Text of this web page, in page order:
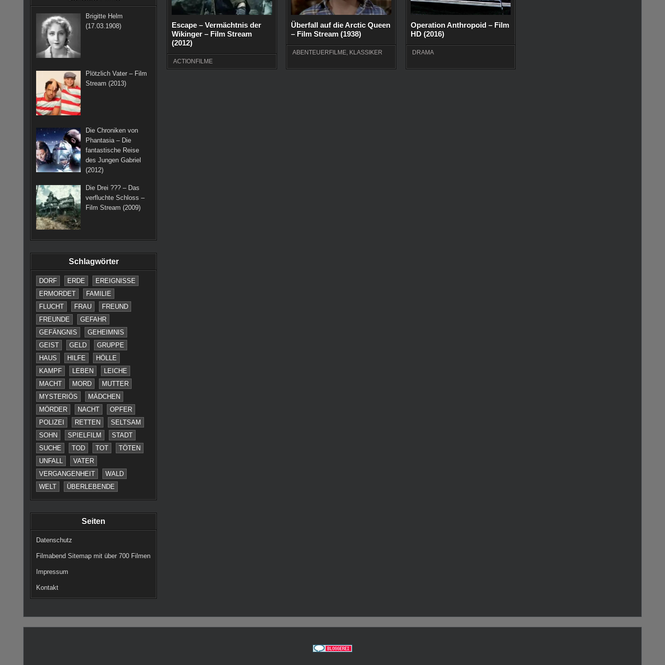
a
s
t
Brigitte Helm
(17.03.1908)
Plötzlich Vater – Film
Stream (2013)
Die Chroniken von
Phantasia – Die
fantastische Reise
des Jungen Gabriel
(2012)
Die Drei ??? – Das
verfluchte Schloss –
Film Stream (2009)
Schlagwörter
DORF ERDE
EREIGNISSE
ERMORDET
FAMILIE
FLUCHT
FRAU
FREUND
FREUNDE
GEFAHR
GEFÄNGNIS
GEHEIMNIS
GEIST
GELD
GRUPPE
HAUS
HILFE
HÖLLE
KAMPF
LEBEN
LEICHE
MACHT
MORD
MUTTER
MYSTERIÖS
MÄDCHEN
MÖRDER
NACHT
OPFER
POLIZEI
RETTEN
SELTSAM
SOHN
SPIELFILM
STADT
SUCHE
TOD TOT
TÖTEN
UNFALL
VATER
VERGANGENHEIT
WALD
WELT
ÜBERLEBENDE
Seiten
Datenschutz
Filmabend Sitemap mit über 700 Filmen
Impressum
Kontakt
Escape – Vermächtnis der
Wikinger – Film Stream
(2012)
ACTIONFILME
Überfall auf die Arctic Queen
– Film Stream (1938)
ABENTEUERFILME KLASSIKER
Operation Anthropoid – Film
HD (2016)
DRAMA